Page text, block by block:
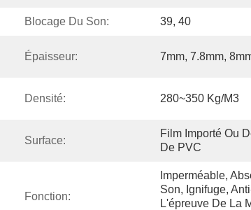
Blocage Du Son: 39, 40
Épaisseur: 7mm, 7.8mm,
Densité: 280~350 Kg/m3
Surface:
Film Importé Ou
De PVC
Fonction:
Imperméable,
Son, Ignifuge,
L'épreuve De La